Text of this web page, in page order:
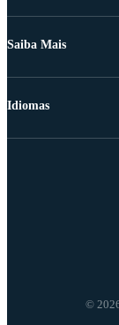
Saiba Mais
©
Idiomas